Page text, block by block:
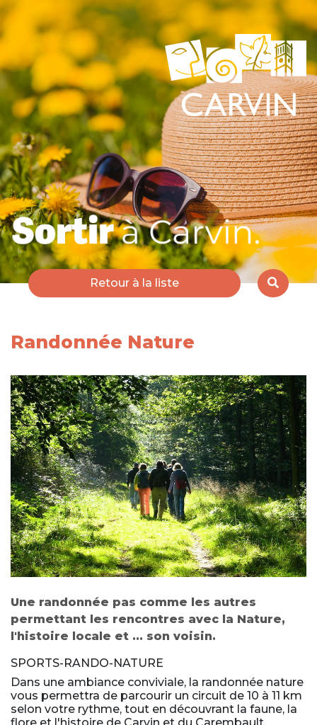
Retour à la liste
Randonnée Nature
Une randonnée pas comme les autres
permettant les rencontres avec la Nature,
l'histoire locale et ... son voisin.
SPORTS-RANDO-NATURE
Dans une ambiance conviviale, la randonnée nature
vous permettra de parcourir un circuit de 10 à 11 km
selon votre rythme, tout en découvrant la faune, la